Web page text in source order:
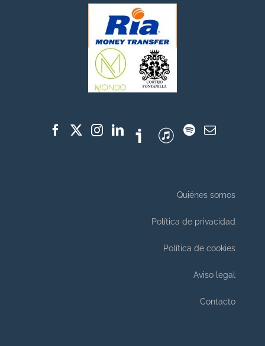
Quiénes somos
Política de privacidad
Política de cookies
Aviso legal
Contacto